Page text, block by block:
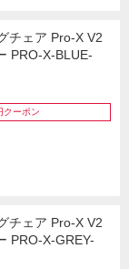
チェア Pro-X V2
PRO-X-BLUE-
クーポン
チェア Pro-X V2
PRO-X-GREY-